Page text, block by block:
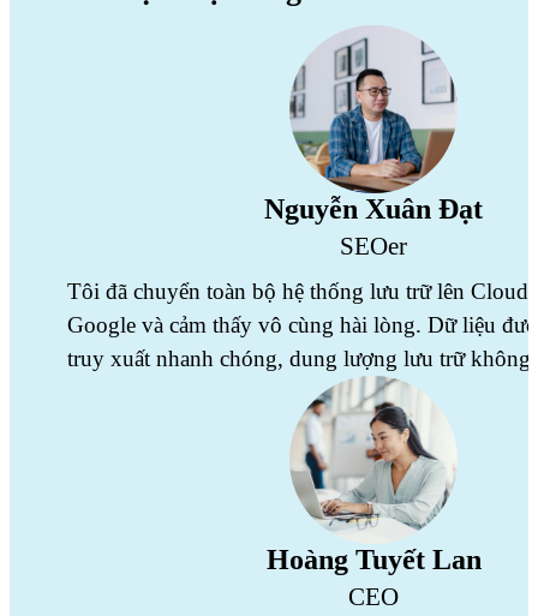
Nguyễn Xuân Đạt
SEOer
Tôi đã chuyển toàn bộ hệ thống lưu trữ lên Cloud
Google và cảm thấy vô cùng hài lòng. Dữ liệu
truy xuất nhanh chóng, dung lượng lưu trữ không
Hoàng Tuyết Lan
CEO